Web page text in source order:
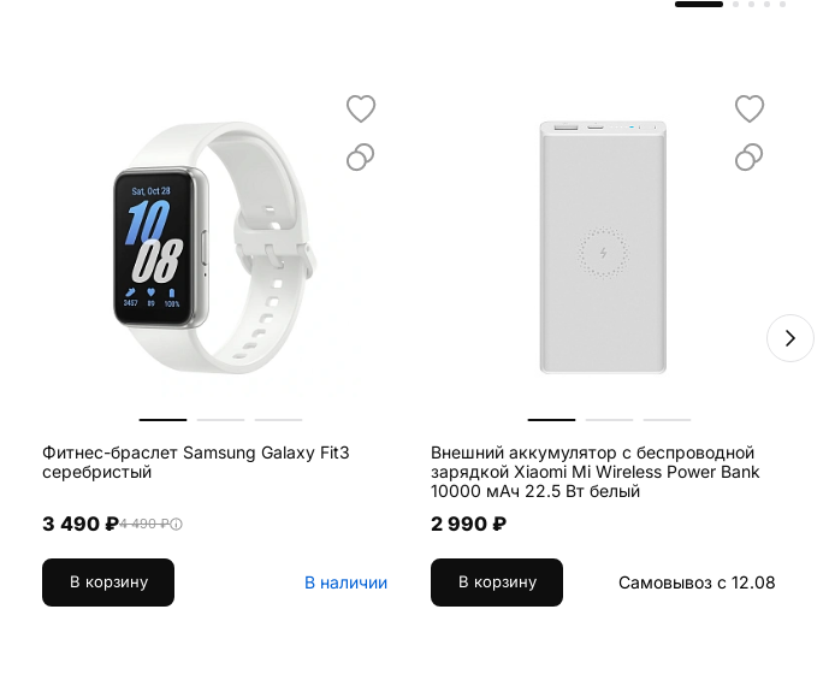
Фитнес-браслет Samsung Galaxy Fit3
серебристый
3 490 ₽4 490 ₽
В корзину В наличии
Внешний аккумулятор с беспроводной
зарядкой Xiaomi Mi Wireless Power Bank
10000 мАч 22.5 Вт белый
2 990 ₽
В корзину Самовывоз с 12.08